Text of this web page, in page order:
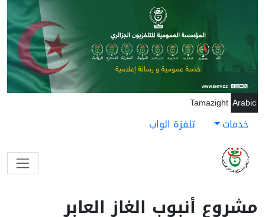
تجاوز إلى المحتوى الرئيسي
Arabic
Tamazight
خدمات تلفزة الواب
مشروع أنبوب الغاز العابر